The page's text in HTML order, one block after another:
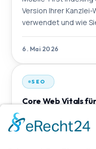
Version Ihrer
verwendet und wie
6. Mai 2026
SEO
Core Web Vitals
Was sind Core Web